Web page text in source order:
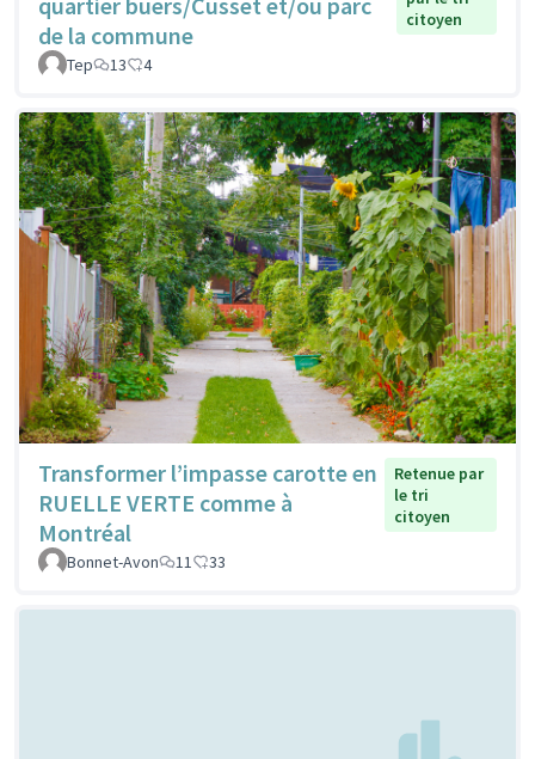
de la commune
citoyen
Tep 13 4
Transformer l’impasse carotte en
RUELLE VERTE comme à
Montréal
Retenue par
le tri
citoyen
Bonnet-Avon 11 33